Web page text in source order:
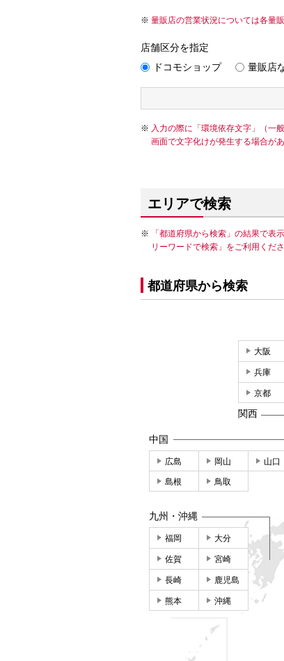
量販店の営業状況については各量
店舗区分を指定
ドコモショップ
量販店
入力の際に「環境依存文字」（一
画面で文字化けが発生する場合が
エリアで検索
「都道府県から検索」の結果で
リーワードで検索」をご利用くださ
都道府県から検索
大阪
兵庫
京都
関西
中国
広島 岡山 山口
島根 鳥取
九州・沖縄
福岡 大分
佐賀 宮崎
長崎 鹿児島
熊本 沖縄